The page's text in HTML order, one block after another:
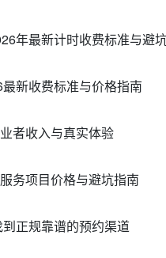
参考价格区
服务内
小时
理
2.5-4元/平
适合
年最新计时收费标准与避
新收费标准与价格指南
者收入与真实体验
务项目价格与避坑指南
正规靠谱的预约渠道